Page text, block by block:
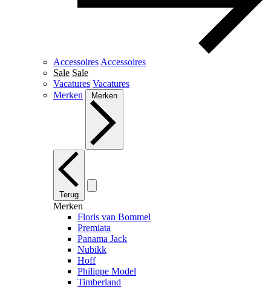
Accessoires Accessoires
Sale Sale
Vacatures Vacatures
Merken
Merken
Terug
Merken
Floris van Bommel
Premiata
Panama Jack
Nubikk
Hoff
Philippe Model
Timberland